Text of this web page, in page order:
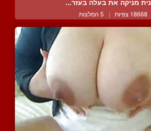
מניקה את בעלה בעזר...
18668 צפיות | 5 המלצות